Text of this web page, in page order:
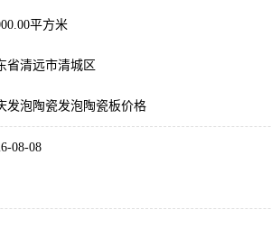
平方米
省清远市清城区
发泡陶瓷发泡陶瓷板价格
08-08